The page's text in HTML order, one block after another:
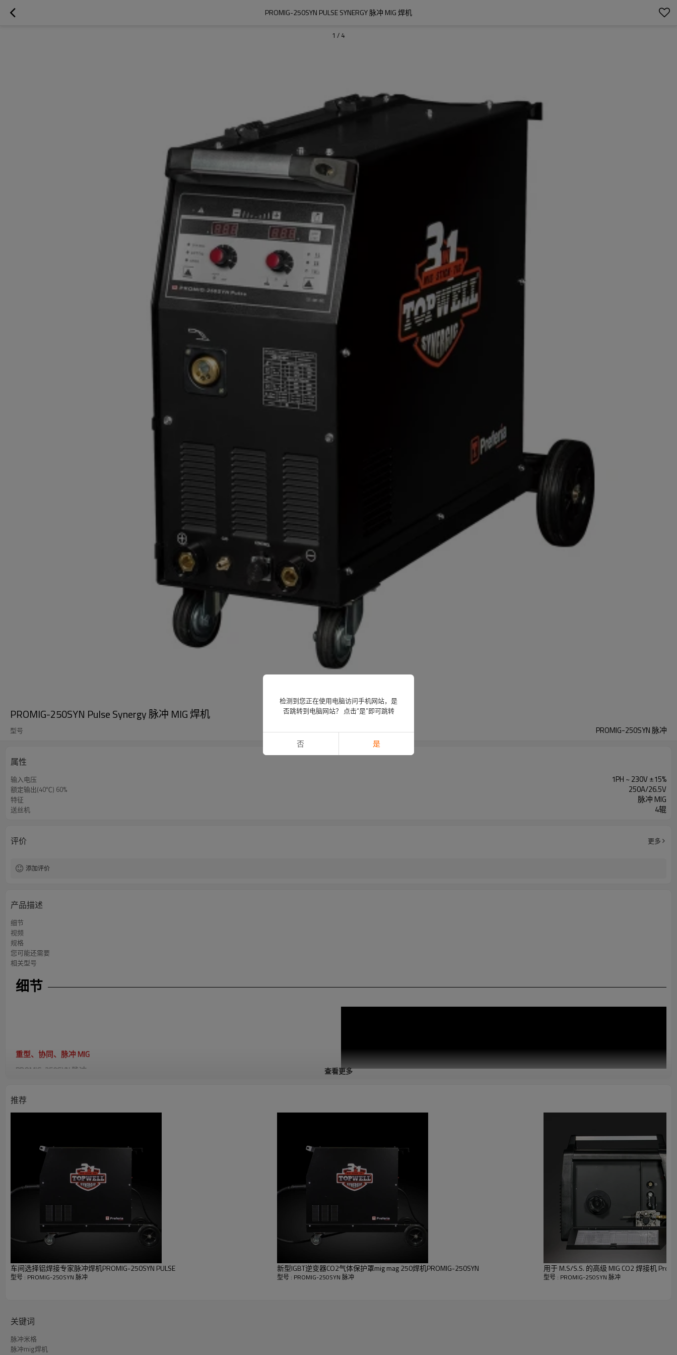
PROMIG-250SYN PULSE SYNERGY 脉冲 MIG 焊机
1 / 4
PROMIG-250SYN Pulse Synergy 脉冲 MIG 焊机
型号 PROMIG-250SYN 脉冲
属性
输入电压 1PH ~ 230V ±15%
额定输出(40℃) 60% 250A/26.5V
特征 脉冲 MIG
送丝机 4辊
评价 更多
添加评价
产品描述
细节
视频
规格
您可能还需要
相关型号
细节
重型、协同、脉冲 MIG
PROMIG-250SYN 脉冲
多进程能力
脉冲 MIG 工艺- 焊接 4XXX 和 5XXX 系列铝材，实现优质焊接。
动态控制l - 控制从较软电弧到较硬电弧的焊接电弧锥宽度。
用于铝的 True Pulse MIG
脉冲 MIG 工艺的工作原理是在每个脉冲的电极末端形成一滴熔融金属。然后，添加适量的电
流，将一个液滴推过电弧并进入水坑。这些液滴的转移通过电弧发生，每个脉冲一个液滴。
使用先进的 Pulse MIG，您可以轻松获得美观的焊缝，同时控制器对工件的热量输入显着降低和
增加。它导致更低的变形和更少的返工，非常适合焊接薄铝板。
低飞溅低碳钢
PROMIG-250SYN Pulse 不仅是铝焊接专家，它在 MS/SS 焊接方面也有很好的效果。借助 Mastert 的 Jobs-list（短路传输）中的先进焊接曲线，焊接 MS 时飞溅物很少，节省您的二次工作时间。
查看更多
推荐
车间选择铝焊接专家脉冲焊机PROMIG-250SYN PULSE
型号 : PROMIG-250SYN 脉冲
新型IGBT逆变器CO2气体保护罩mig mag 250焊机PROMIG-250SYN
型号 : PROMIG-250SYN 脉冲
用于 M.S/S.S. 的高级 MIG CO2 焊接机
型号 : PROMIG-250SYN 脉冲
关键词
脉冲米格
脉冲mig焊机
检测到您正在使用电脑访问手机网站，是
否跳转到电脑网站？ 点击“是”即可跳转
否 是